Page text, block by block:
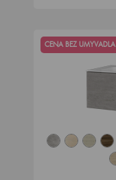
CENA BEZ UMYVADLA